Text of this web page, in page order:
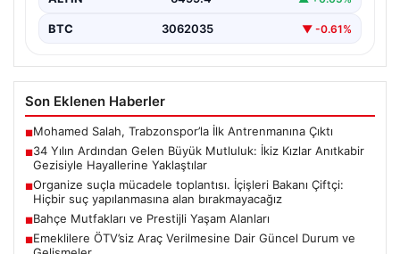
BTC 3062035 ▼ -0.61%
Son Eklenen Haberler
■Mohamed Salah, Trabzonspor’la İlk Antrenmanına Çıktı
■34 Yılın Ardından Gelen Büyük Mutluluk: İkiz Kızlar Anıtkabir
Gezisiyle Hayallerine Yaklaştılar
■Organize suçla mücadele toplantısı. İçişleri Bakanı Çiftçi:
Hiçbir suç yapılanmasına alan bırakmayacağız
■Bahçe Mutfakları ve Prestijli Yaşam Alanları
■Emeklilere ÖTV’siz Araç Verilmesine Dair Güncel Durum ve